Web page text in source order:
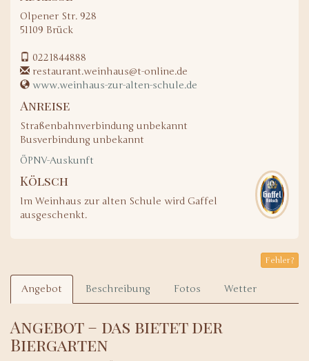
Olpener Str. 928
51109 Brück
0221844888
restaurant.weinhaus@t-online.de
www.weinhaus-zur-alten-schule.de
Anreise
Straßenbahnverbindung unbekannt
Busverbindung unbekannt
ÖPNV-Auskunft
Kölsch
Im Weinhaus zur alten Schule wird Gaffel
ausgeschenkt.
Fehler?
Angebot Beschreibung Fotos Wetter
Angebot – das bietet der
Biergarten